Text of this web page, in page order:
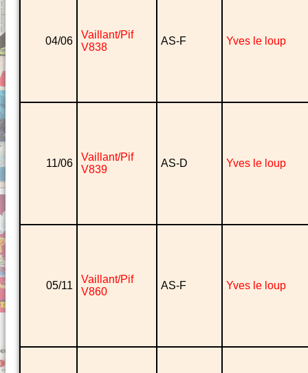
04/06
Vaillant/Pif
V838
AS-F Yves le loup
11/06
Vaillant/Pif
V839
AS-D Yves le loup
05/11
Vaillant/Pif
V860
AS-F Yves le loup